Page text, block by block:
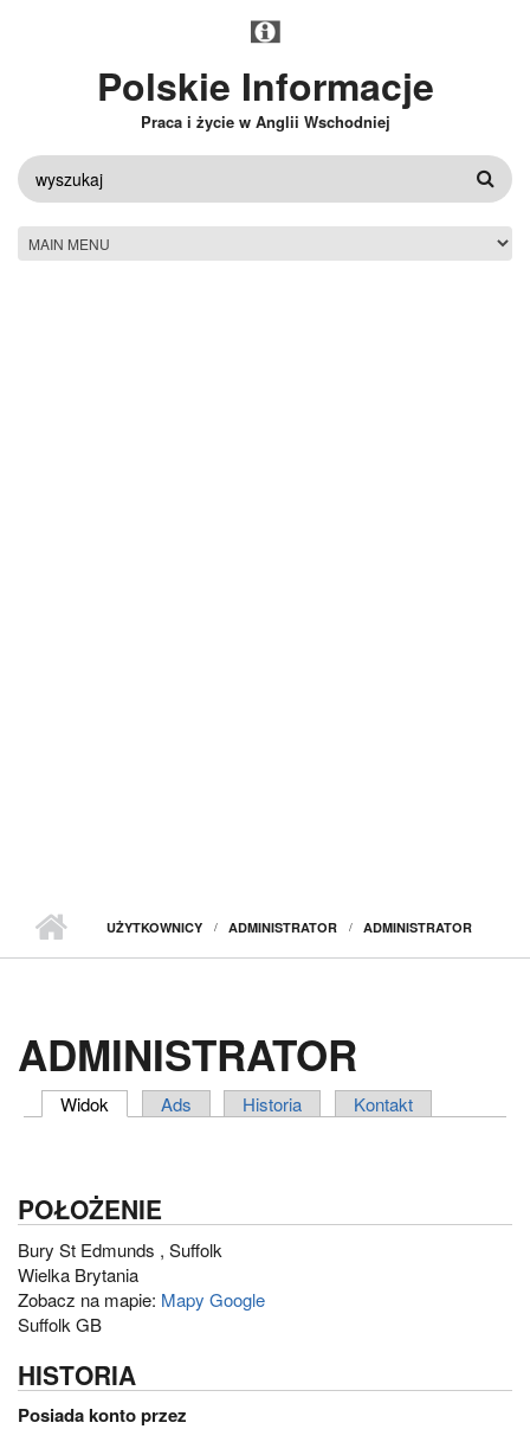
Polskie Informacje
Praca i życie w Anglii Wschodniej
FORMULARZ
WYSZUKIWANIA
UŻYTKOWNICY ADMINISTRATOR ADMINISTRATOR
ADMINISTRATOR
Widok (aktywna karta)
Ads Historia Kontakt
POŁOŻENIE
Bury St Edmunds , Suffolk
Wielka Brytania
Zobacz na mapie: Mapy Google
Suffolk GB
HISTORIA
Posiada konto przez